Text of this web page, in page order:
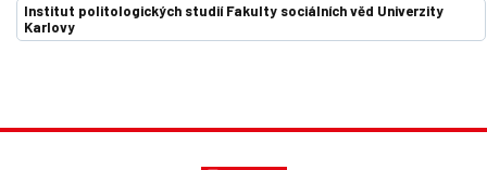
Institut politologických studií Fakulty sociálních věd Univerzity
Karlovy